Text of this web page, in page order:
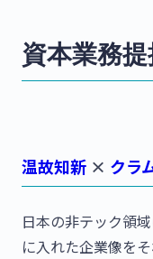
資本業務
温故知新 × クラ
日本の非テック領
に入れた企業像を